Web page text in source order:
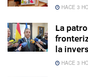
HACE 3
La
la
HACE 3